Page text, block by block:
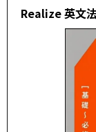
Realize 英文